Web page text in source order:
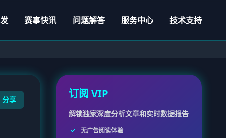
赛事快讯 问题解答 服务中心 技术支持
分享 订阅 VIP
解锁独家深度分析文章和实时数据报告
无广告阅读体验